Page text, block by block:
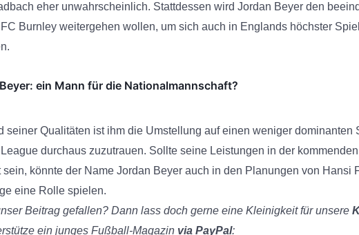
eher unwahrscheinlich. Stattdessen wird Jordan Beyer den
Burnley weitergehen wollen, um sich auch in Englands höchster
ein Mann für die Nationalmannschaft?
seiner Qualitäten ist ihm die Umstellung auf einen weniger dominanten
durchaus zuzutrauen. Sollte seine Leistungen in der
sein, könnte der Name Jordan Beyer auch in den Planungen von Hansi
eine Rolle spielen.
Beitrag gefallen? Dann lass doch gerne eine Kleinigkeit für unsere
ein junges Fußball-Magazin via PayPal: